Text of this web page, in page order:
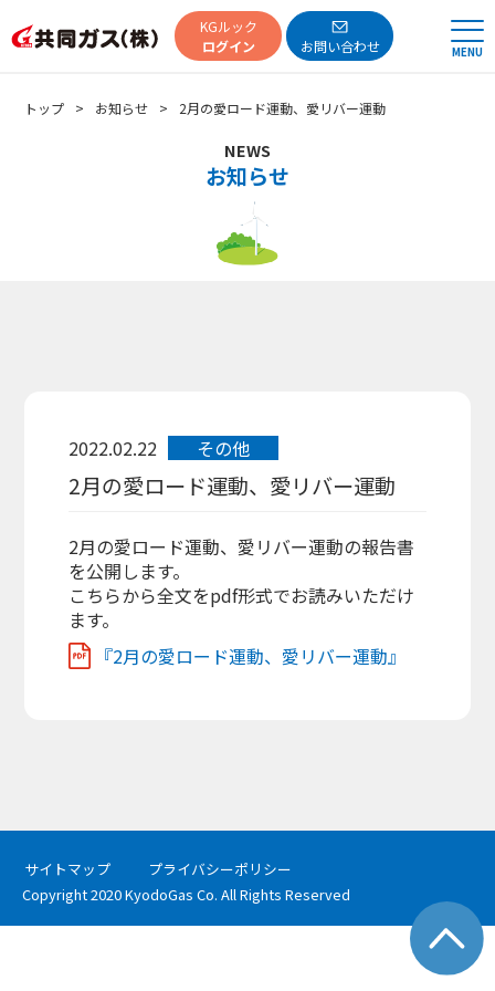
共同ガスKGルック
ログイン
お問い合わせ MENU
トップ お知らせ 2月の愛ロード運動、愛リバー運動
NEWS
お知らせ
2022.02.22 その他
2月の愛ロード運動、愛リバー運動
2月の愛ロード運動、愛リバー運動の報告書
を公開します。
こちらから全文をpdf形式でお読みいただけ
ます。
『2月の愛ロード運動、愛リバー運動』
サイトマップ
プライバシーポリシー
Copyright 2020 KyodoGas Co. All Rights Reserved